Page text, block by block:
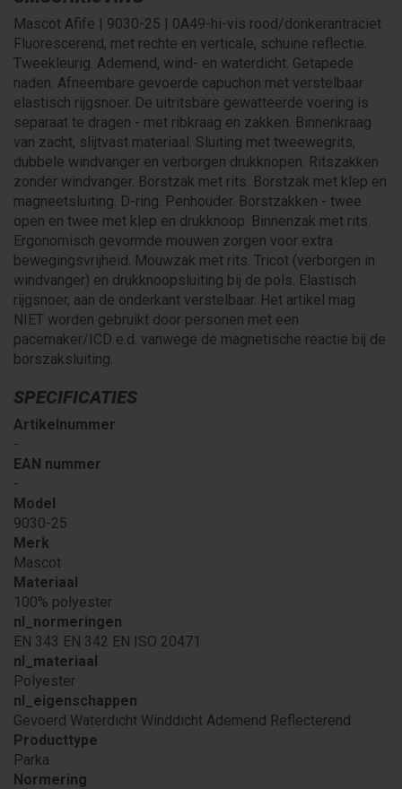
Mascot Afife | 9030-25 | 0A49-hi-vis rood/donkerantraciet
Fluorescerend, met rechte en verticale, schuine reflectie.
Tweekleurig. Ademend, wind- en waterdicht. Getapede
naden. Afneembare gevoerde capuchon met verstelbaar
elastisch rijgsnoer. De uitritsbare gewatteerde voering is
separaat te dragen - met ribkraag en zakken. Binnenkraag
van zacht, slijtvast materiaal. Sluiting met tweewegrits,
dubbele windvanger en verborgen drukknopen. Ritszakken
zonder windvanger. Borstzak met rits. Borstzak met klep en
magneetsluiting. D-ring. Penhouder. Borstzakken - twee
open en twee met klep en drukknoop. Binnenzak met rits.
Ergonomisch gevormde mouwen zorgen voor extra
bewegingsvrijheid. Mouwzak met rits. Tricot (verborgen in
windvanger) en drukknoopsluiting bij de pols. Elastisch
rijgsnoer, aan de onderkant verstelbaar. Het artikel mag
NIET worden gebruikt door personen met een
pacemaker/ICD e.d. vanwege de magnetische reactie bij de
borszaksluiting.
SPECIFICATIES
Artikelnummer
-
EAN nummer
-
Model
9030-25
Merk
Mascot
Materiaal
100% polyester
nl_normeringen
EN 343 EN 342 EN ISO 20471
nl_materiaal
Polyester
nl_eigenschappen
Gevoerd Waterdicht Winddicht Ademend Reflecterend
Producttype
Parka
Normering